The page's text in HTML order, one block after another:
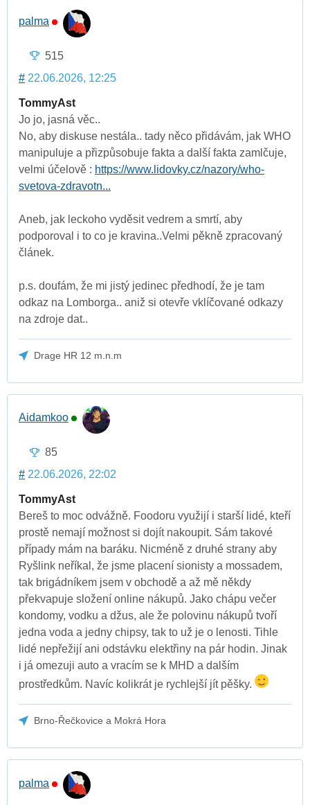
palma
515
# 22.06.2026, 12:25
TommyAst
Jo jo, jasná věc..
No, aby diskuse nestála.. tady něco přidávám, jak WHO
manipuluje a přizpůsobuje fakta a další fakta zamlčuje,
velmi účelově : https://www.lidovky.cz/nazory/who-
svetova-zdravotn...
Aneb, jak leckoho vyděsit vedrem a smrtí, aby
podporoval i to co je kravina..Velmi pěkně zpracovaný
článek.
p.s. doufám, že mi jistý jedinec předhodí, že je tam
odkaz na Lomborga.. aniž si otevře vklíčované odkazy
na zdroje dat..
Drage HR 12 m.n.m
Aidamkoo
85
# 22.06.2026, 22:02
TommyAst
Bereš to moc odvážně. Foodoru využijí i starší lidé, kteří
prostě nemají možnost si dojít nakoupit. Sám takové
případy mám na baráku. Nicméně z druhé strany aby
Ryšlink neříkal, že jsme placení sionisty a mossadem,
tak brigádníkem jsem v obchodě a až mě někdy
překvapuje složení online nákupů. Jako chápu večer
kondomy, vodku a džus, ale že polovinu nákupů tvoří
jedna voda a jedny chipsy, tak to už je o lenosti. Tihle
lidé nepřežijí ani odstávku elektřiny na pár hodin. Jinak
i já omezuji auto a vracím se k MHD a dalším
prostředkům. Navíc kolikrát je rychlejší jít pěšky.
Brno-Řečkovice a Mokrá Hora
palma